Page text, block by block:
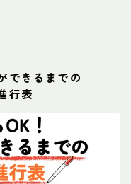
できるまでの
行表